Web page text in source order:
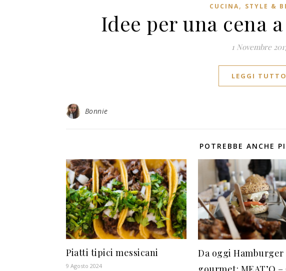
CUCINA, STYLE &
Idee per una cena
1 Novembre
LEGGI TUTTO
Bonnie
POTREBBE ANCHE
Piatti tipici messicani
9 Agosto 2024
Da oggi Hamburger